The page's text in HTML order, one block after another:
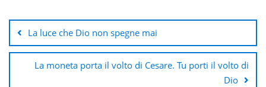
articoli
La luce che Dio non spegne mai
La moneta porta il volto di Cesare. Tu porti il volto di
Dio